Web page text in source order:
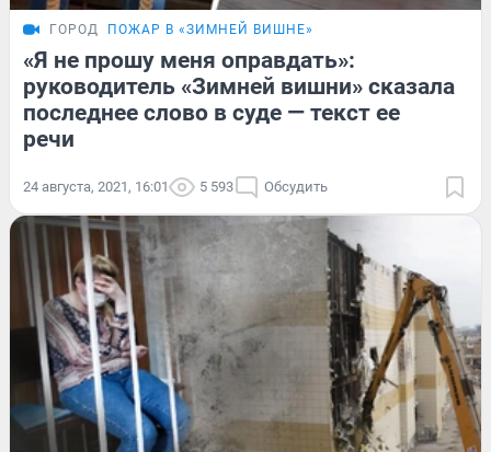
ГОРОД ПОЖАР В «ЗИМНЕЙ ВИШНЕ»
«Я не прошу меня оправдать»:
руководитель «Зимней вишни» сказала
последнее слово в суде — текст ее
речи
24 августа, 2021, 16:01 5 593 Обсудить